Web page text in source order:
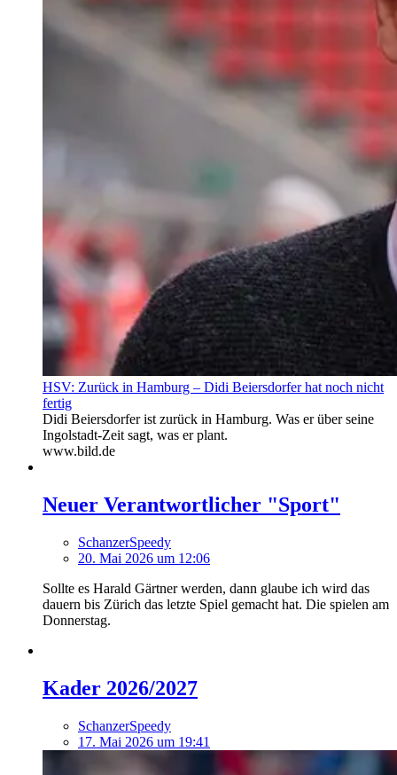
HSV: Zurück in Hamburg – Didi Beiersdorfer hat noch nicht
fertig
Didi Beiersdorfer ist zurück in Hamburg. Was er über seine
Ingolstadt-Zeit sagt, was er plant.
www.bild.de
Neuer Verantwortlicher "Sport"
SchanzerSpeedy
20. Mai 2026 um 12:06
Sollte es Harald Gärtner werden, dann glaube ich wird das
dauern bis Zürich das letzte Spiel gemacht hat. Die spielen am
Donnerstag.
Kader 2026/2027
SchanzerSpeedy
17. Mai 2026 um 19:41